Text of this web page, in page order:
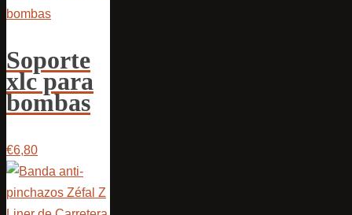
Soporte
xlc para
bombas
€6,80